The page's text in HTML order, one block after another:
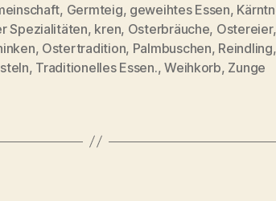
, Germteig, geweihtes Essen,
Spezialitäten, kren, Osterbräuche, Ostereier,
, Ostertradition, Palmbuschen, Reindling,
, Traditionelles Essen.,Weihkorb, Zunge